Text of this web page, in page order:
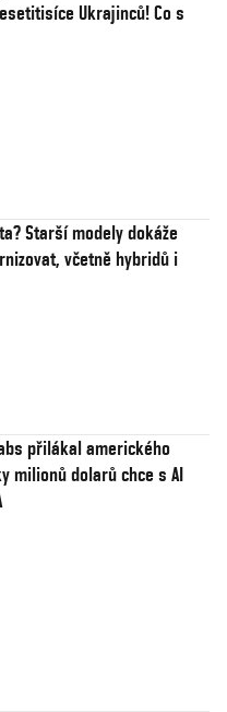
Ukrajinců! Co s
Starší modely dokáže
včetně hybridů i
přilákal amerického
milionů dolarů chce s AI